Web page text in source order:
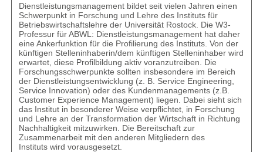
Dienstleistungsmanagement bildet seit vielen Jahren einen
Schwerpunkt in Forschung und Lehre des Instituts für
Betriebswirtschaftslehre der Universität Rostock. Die W3-
Professur für ABWL: Dienstleistungsmanagement hat daher
eine Ankerfunktion für die Profilierung des Instituts. Von der
künftigen Stelleninhaberin/dem künftigen Stelleninhaber wird
erwartet, diese Profilbildung aktiv voranzutreiben. Die
Forschungsschwerpunkte sollten insbesondere im Bereich
der Dienstleistungsentwicklung (z. B. Service Engineering,
Service Innovation) oder des Kundenmanagements (z.B.
Customer Experience Management) liegen. Dabei sieht sich
das Institut in besonderer Weise verpflichtet, in Forschung
und Lehre an der Transformation der Wirtschaft in Richtung
Nachhaltigkeit mitzuwirken. Die Bereitschaft zur
Zusammenarbeit mit den anderen Mitgliedern des
Instituts wird vorausgesetzt.